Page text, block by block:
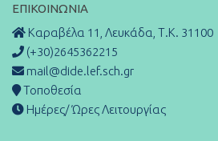
ΕΠΙΚΟΙΝΩΝΊΑ
Καραβέλα 11, Λευκάδα, Τ.Κ. 31100
(+30)2645362215
mail@dide.lef.sch.gr
Τοποθεσία
Ημέρες/ Ώρες Λειτουργίας